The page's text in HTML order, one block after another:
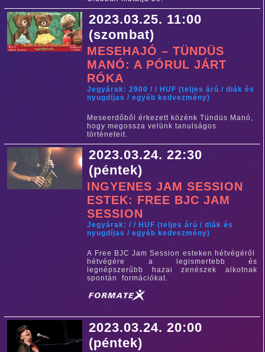
2023.03.25. 11:00
(szombat)
MESEHAJÓ – TÜNDÜS
MANÓ: A PÓRUL JÁRT
RÓKA
Jegyárak: 2900 / / HUF (teljes árú / diák és
nyugdíjas / egyéb kedvezmény)
Meseerdőből érkezett közénk Tündüs Manó,
hogy megossza velünk tanulságos
történeteit.
2023.03.24. 22:30
(péntek)
INGYENES JAM SESSION
ESTEK: FREE BJC JAM
SESSION
Jegyárak: / / HUF (teljes árú / diák és
nyugdíjas / egyéb kedvezmény)
A Free BJC Jam Session esteken hétvégéről
hétvégére a legismertebb és
legnépszerűbb hazai zenészek alkotnak
spontán formációkat.
2023.03.24. 20:00
(péntek)